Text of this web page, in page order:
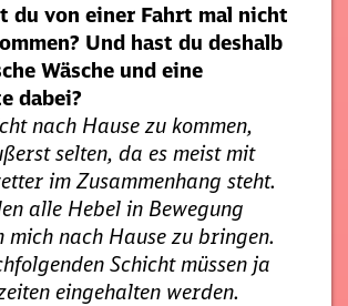
du von einer Fahrt mal nicht
Und hast du deshalb
Wäsche und eine
dabei?
nach Hause zu kommen,
selten, da es meist mit
im Zusammenhang steht.
alle Hebel in Bewegung
mich nach Hause zu bringen.
Schicht müssen ja
eingehalten werden.